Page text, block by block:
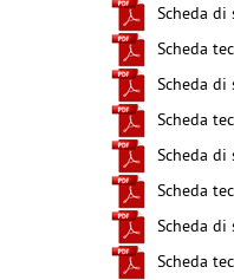
Scheda di
Scheda
Scheda di
Scheda
Scheda di
Scheda
Scheda di
Scheda